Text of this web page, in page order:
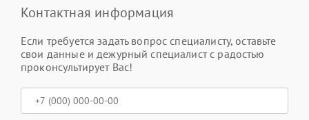
Контактная информация
Если требуется задать вопрос специалисту, оставьте
свои данные и дежурный специалист с радостью
проконсультирует Вас!